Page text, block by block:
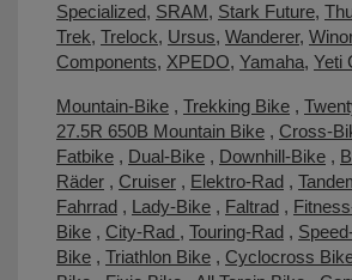
Specialized, SRAM, Stark Future,
Trek, Trelock, Ursus, Wanderer,
Components, XPEDO, Yamaha, Yeti
Mountain-Bike , Trekking Bike ,
27.5R 650B Mountain Bike , Cross-
Fatbike , Dual-Bike , Downhill-Bike ,
Räder , Cruiser , Elektro-Rad ,
Fahrrad , Lady-Bike , Faltrad ,
Bike , City-Rad , Touring-Rad ,
Bike , Triathlon Bike , Cyclocross